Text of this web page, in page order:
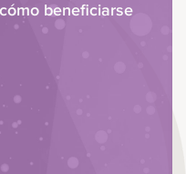
beneficiarse